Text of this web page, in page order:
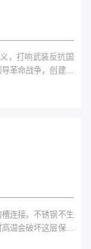
，打响武装反抗国
革命战争，创建人
义日——8月1日为中
连接。不锈钢不生
温会破坏这层保护